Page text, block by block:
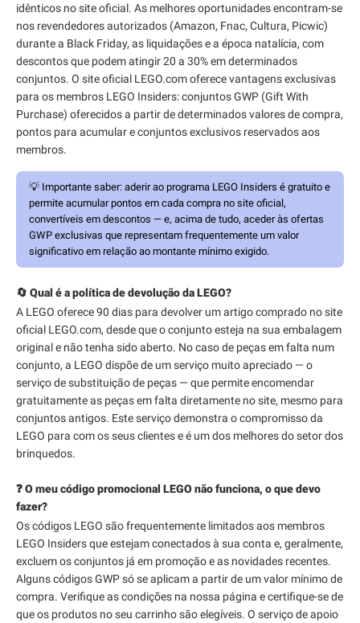
idênticos no site oficial. As melhores oportunidades encontram-se
nos revendedores autorizados (Amazon, Fnac, Cultura, Picwic)
durante a Black Friday, as liquidações e a época natalícia, com
descontos que podem atingir 20 a 30% em determinados
conjuntos. O site oficial LEGO.com oferece vantagens exclusivas
para os membros LEGO Insiders: conjuntos GWP (Gift With
Purchase) oferecidos a partir de determinados valores de compra,
pontos para acumular e conjuntos exclusivos reservados aos
membros.
💡 Importante saber: aderir ao programa LEGO Insiders é gratuito e
permite acumular pontos em cada compra no site oficial,
convertíveis em descontos — e, acima de tudo, aceder às ofertas
GWP exclusivas que representam frequentemente um valor
significativo em relação ao montante mínimo exigido.
🔄 Qual é a política de devolução da LEGO?
A LEGO oferece 90 dias para devolver um artigo comprado no site
oficial LEGO.com, desde que o conjunto esteja na sua embalagem
original e não tenha sido aberto. No caso de peças em falta num
conjunto, a LEGO dispõe de um serviço muito apreciado — o
serviço de substituição de peças — que permite encomendar
gratuitamente as peças em falta diretamente no site, mesmo para
conjuntos antigos. Este serviço demonstra o compromisso da
LEGO para com os seus clientes e é um dos melhores do setor dos
brinquedos.
❓ O meu código promocional LEGO não funciona, o que devo
fazer?
Os códigos LEGO são frequentemente limitados aos membros
LEGO Insiders que estejam conectados à sua conta e, geralmente,
excluem os conjuntos já em promoção e as novidades recentes.
Alguns códigos GWP só se aplicam a partir de um valor mínimo de
compra. Verifique as condições na nossa página e certifique-se de
que os produtos no seu carrinho são elegíveis. O serviço de apoio